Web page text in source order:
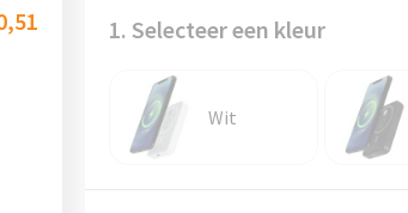
1. Selecteer een kleur
Wit